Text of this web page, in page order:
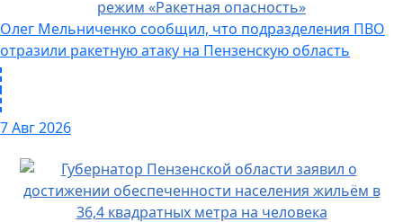
Олег Мельниченко сообщил, что подразделения ПВО
отразили ракетную атаку на Пензенскую область
7 Авг 2026